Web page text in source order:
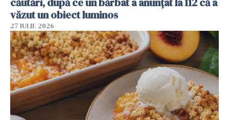
văzut un obiect luminos
27 IULIE 2026